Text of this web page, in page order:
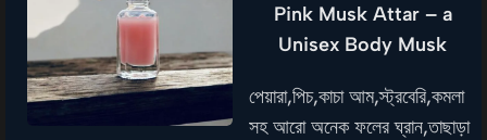
Pink Musk Attar – a
Unisex Body Musk
পেয়ারা,পিচ,কাচা আম,স্ট্রবেরি,কমলা
সহ আরো অনেক ফলের ঘ্রান,তাছাড়া